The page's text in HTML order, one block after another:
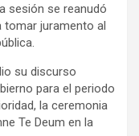
sesión se reanudó
tomar juramento al
su discurso
para el periodo
la ceremonia
Te Deum en la